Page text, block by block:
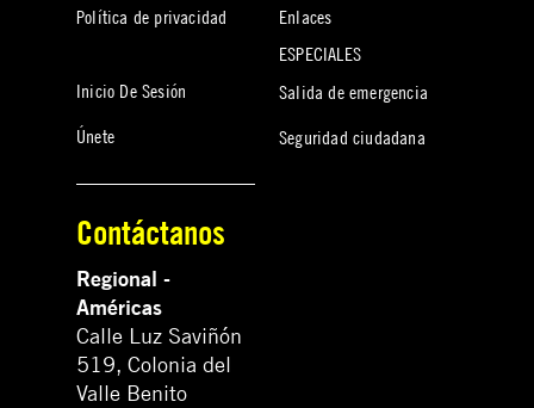
Política de privacidad
Inicio De Sesión
Únete
Enlaces
ESPECIALES
Salida de emergencia
Seguridad ciudadana
Contáctanos
Regional -
Américas
Calle Luz Saviñón
519, Colonia del
Valle Benito